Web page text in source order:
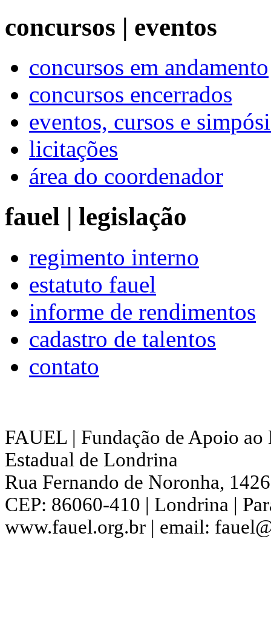
concursos | eventos
concursos em andamento
concursos encerrados
eventos, cursos e
licitações
área do coordenador
fauel | legislação
regimento interno
estatuto fauel
informe de rendimentos
cadastro de talentos
contato
FAUEL | Fundação de Apoio
Estadual de Londrina
Rua Fernando de Noronha,
CEP: 86060-410 | Londrina |
www.fauel.org.br | email: